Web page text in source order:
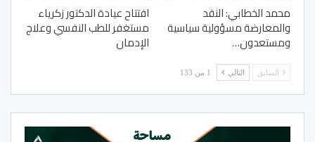
محمد الخطابي: النقد
والمعارضة مسؤولية سياسية
ومستعدون…
افتتاح عيادة الدكتور زكرياء
مستغفر للطب النفسي وعلاج
الإدمان
السابق التالي 1 من 133